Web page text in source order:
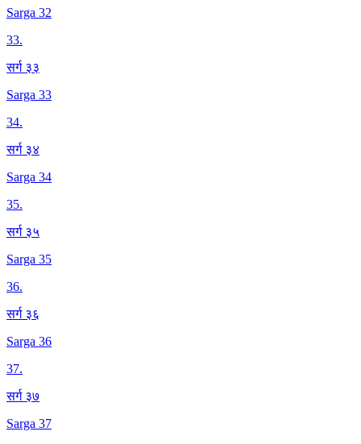
Sarga 32
33.
सर्ग ३३
Sarga 33
34.
सर्ग ३४
Sarga 34
35.
सर्ग ३५
Sarga 35
36.
सर्ग ३६
Sarga 36
37.
सर्ग ३७
Sarga 37